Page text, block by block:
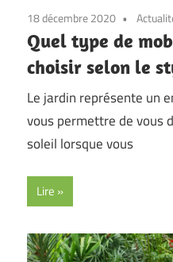
18 décembre 2020
Quel type de
choisir selon le
Le jardin représente un
vous permettre de vous
soleil lorsque vous
Lire